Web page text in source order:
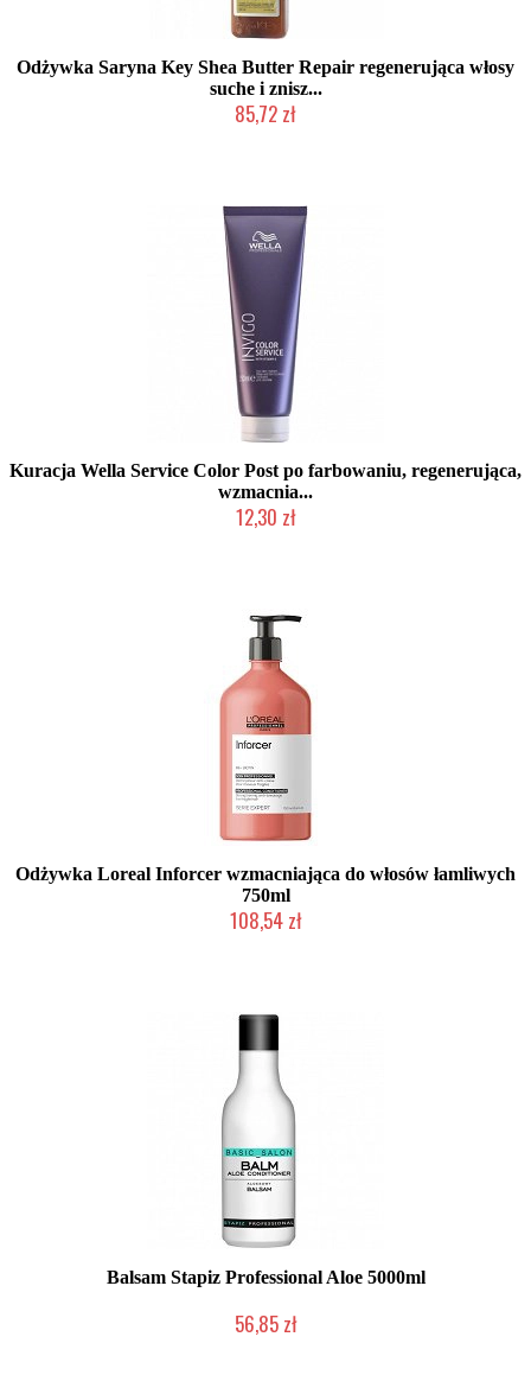
Odżywka Saryna Key Shea Butter Repair regenerująca włosy
suche i znisz...
85,72 zł
Kuracja Wella Service Color Post po farbowaniu, regenerująca,
wzmacnia...
12,30 zł
Odżywka Loreal Inforcer wzmacniająca do włosów łamliwych
750ml
108,54 zł
Balsam Stapiz Professional Aloe 5000ml
56,85 zł